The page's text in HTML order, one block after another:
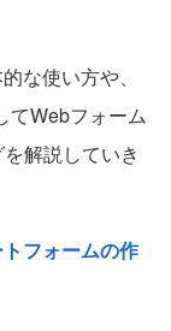
な使い方や、
てWebフォーム
解説していき
フォームの作